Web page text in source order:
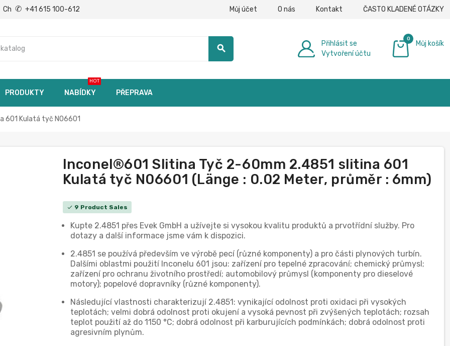
Ch ✆ +41 615 100-612 Můj účet O nás Kontakt ČASTO KLADENÉ OTÁZKY
search
Přihlásit se
Vytvoření účtu
0
Můj košík
PRODUKTY NABÍDKY
HOT
PŘEPRAVA
601 Kulatá tyč N06601
Inconel®601 Slitina Tyč 2-60mm 2.4851 slitina 601
Kulatá tyč N06601 (Länge : 0.02 Meter, průměr : 6mm)
check 9 Product Sales
Kupte 2.4851 přes Evek GmbH a užívejte si vysokou kvalitu produktů a prvotřídní služby. Pro
dotazy a další informace jsme vám k dispozici.
2.4851 se používá především ve výrobě pecí (různé komponenty) a pro části plynových turbín.
Dalšími oblastmi použití Inconelu 601 jsou: zařízení pro tepelné zpracování; chemický průmysl;
zařízení pro ochranu životního prostředí; automobilový průmysl (komponenty pro dieselové
motory); popelové dopravníky (různé komponenty).
Následující vlastnosti charakterizují 2.4851: vynikající odolnost proti oxidaci při vysokých
teplotách; velmi dobrá odolnost proti okujení a vysoká pevnost při zvýšených teplotách; rozsah
teplot použití až do 1150 °C; dobrá odolnost při karburujících podmínkách; dobrá odolnost proti
agresivním plynům.